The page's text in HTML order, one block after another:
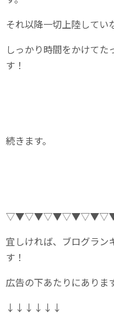
それ以降一切上陸して
しっかり時間をかけて
す！
続きます。
宜しければ、ブログラン
す！
広告の下あたりにありま
↓↓↓↓↓↓